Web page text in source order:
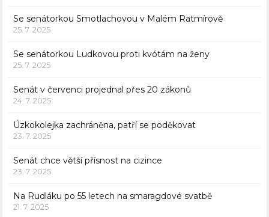
Se senátorkou Smotlachovou v Malém Ratmírově
25. 7. 2025
Se senátorkou Ludkovou proti kvótám na ženy
25. 7. 2025
Senát v červenci projednal přes 20 zákonů
24. 7. 2025
Úzkokolejka zachráněna, patří se poděkovat
23. 7. 2025
Senát chce větší přísnost na cizince
23. 7. 2025
Na Rudláku po 55 letech na smaragdové svatbě
21. 7. 2025